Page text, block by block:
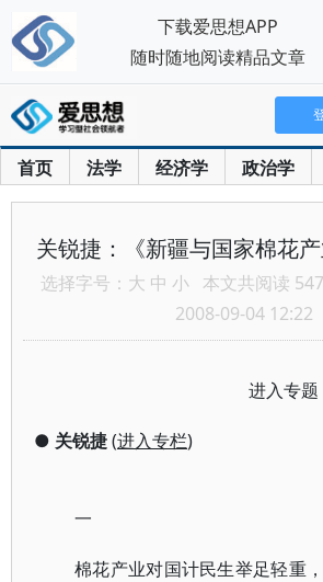
首页 法学 经济学 政治学
关锐捷：《新疆与国家棉花
选择字号： 大 中 小 本文共阅读
2008-09-04 12:22
进入专
● 关锐捷(进入专栏)
一
棉花产业对国计民生举足轻重
下载爱思想APP
随时随地阅读精品文章